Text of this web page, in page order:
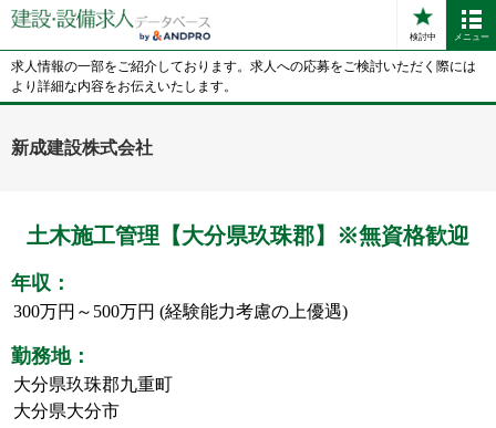
検討中 メニュー
求人情報の一部をご紹介しております。求人への応募をご検討いただく際には
より詳細な内容をお伝えいたします。
新成建設株式会社
土木施工管理【大分県玖珠郡】※無資格歓迎
年収：
300万円～500万円 (経験能力考慮の上優遇)
勤務地：
大分県玖珠郡九重町
大分県大分市